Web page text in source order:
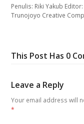
Penulis: Riki Yakub
Trunojoyo Creative
This Post Has 0
Leave a Reply
Your email address will
*